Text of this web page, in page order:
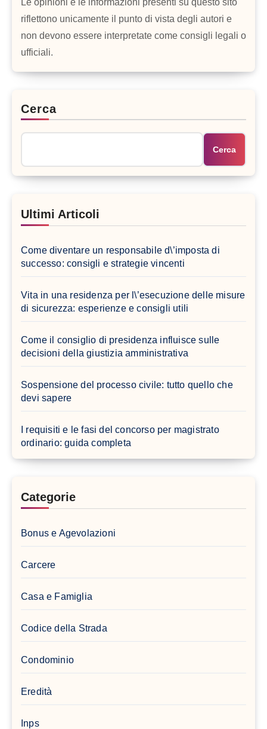
riflettono unicamente il punto di vista degli autori e
non devono essere interpretate come consigli legali o
ufficiali.
Cerca
Cerca
Ultimi Articoli
Come diventare un responsabile d\’imposta di
successo: consigli e strategie vincenti
Vita in una residenza per l\’esecuzione delle misure
di sicurezza: esperienze e consigli utili
Come il consiglio di presidenza influisce sulle
decisioni della giustizia amministrativa
Sospensione del processo civile: tutto quello che
devi sapere
I requisiti e le fasi del concorso per magistrato
ordinario: guida completa
Categorie
Bonus e Agevolazioni
Carcere
Casa e Famiglia
Codice della Strada
Condominio
Eredità
Inps